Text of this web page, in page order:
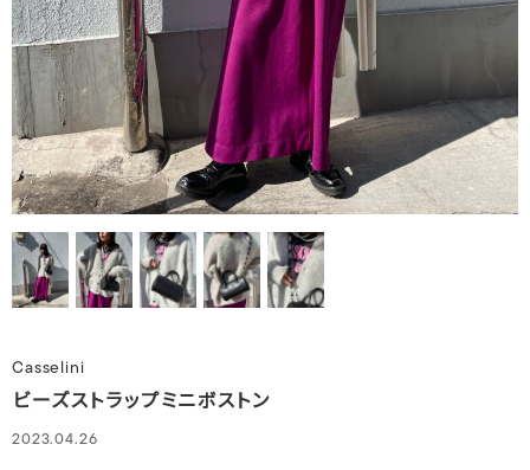
Casselini
ビーズストラップミニボストン
2023.04.26